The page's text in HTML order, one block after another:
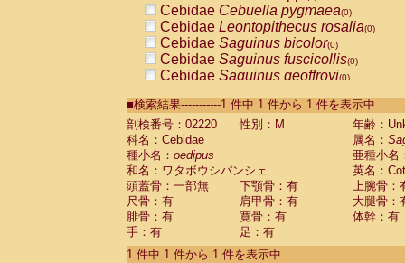
Cebidae Cebuella pygmaea(0)
Cebidae Leontopithecus rosalia(0)
Cebidae Saguinus bicolor(0)
Cebidae Saguinus fuscicollis(0)
Cebidae Saguinus geoffroyi(0)
CebidaeSaguinus labiatus(0)
Cebidae Saguinus leucopus (0)
Cebidae
Cebidae
CebidaeSaguinus nigricollis (0)
Cebidae Saguinus oedipus
Cebidae Saguinus weddelli
Cebidae Saguinusspp.
Cebidae Aotus trivirgatus
Cebidae Cebus albifrons
■検索結果-----------1 件中 1 件から 1 件を表示中
剖検番号：02220
性別：M
年齢：
科名：Cebidae
属名：
種小名： oedipus
亜種小名
和名：ワタボウシパンシェ
英名：
頭蓋骨：一部無
下顎骨：有
上腕骨：
尺骨：有
肩甲骨：有
大腿骨：
腓骨：有
寛骨：有
体幹：有
手：有
足：有
1 件中 1 件から 1 件を表示中